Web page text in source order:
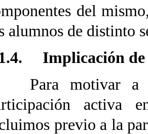
del
alumnos de distinto
Implicación de
motivar a
activa
previo a la